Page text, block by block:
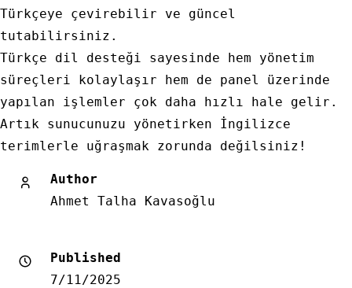
Türkçeye çevirebilir ve güncel
tutabilirsiniz.
Türkçe dil desteği sayesinde hem yönetim
süreçleri kolaylaşır hem de panel üzerinde
yapılan işlemler çok daha hızlı hale gelir.
Artık sunucunuzu yönetirken İngilizce
terimlerle uğraşmak zorunda değilsiniz!
Author
Ahmet Talha Kavasoğlu
Published
7/11/2025